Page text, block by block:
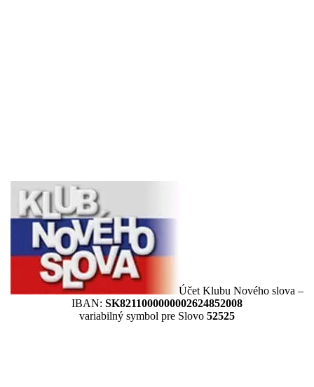
Účet Klubu Nového slova –
IBAN: SK8211000000002624852008
variabilný symbol pre Slovo 52525